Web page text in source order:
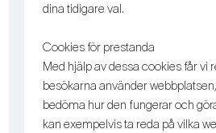
dina tidigare val.
Cookies för prestanda
Med hjälp av dessa cookies får vi
besökarna använder
bedöma hur den fungerar och
kan exempelvis ta reda på vilka